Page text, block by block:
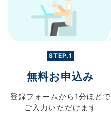
STEP.1
無料お申込み
登録フォームから 1分ほどで
ご入力 いただけます